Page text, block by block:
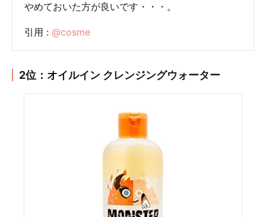
やめておいた方が良いです・・・。
引用 : @cosme
2位：オイルイン クレンジングウォーター